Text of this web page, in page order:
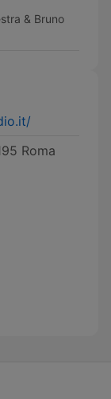
& Bruno
Roma